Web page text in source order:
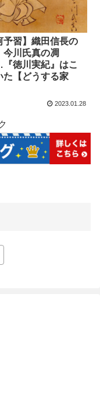
予習】織田信長の
今川氏真の凋
徳川実紀』はこ
た【どうする家
2023.01.28